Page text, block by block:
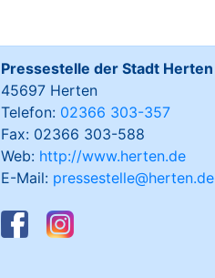
Pressestelle der Stadt Herten
45697 Herten
Telefon: 02366 303-357
Fax: 02366 303-588
Web: http://www.herten.de
E-Mail: pressestelle@herten.de